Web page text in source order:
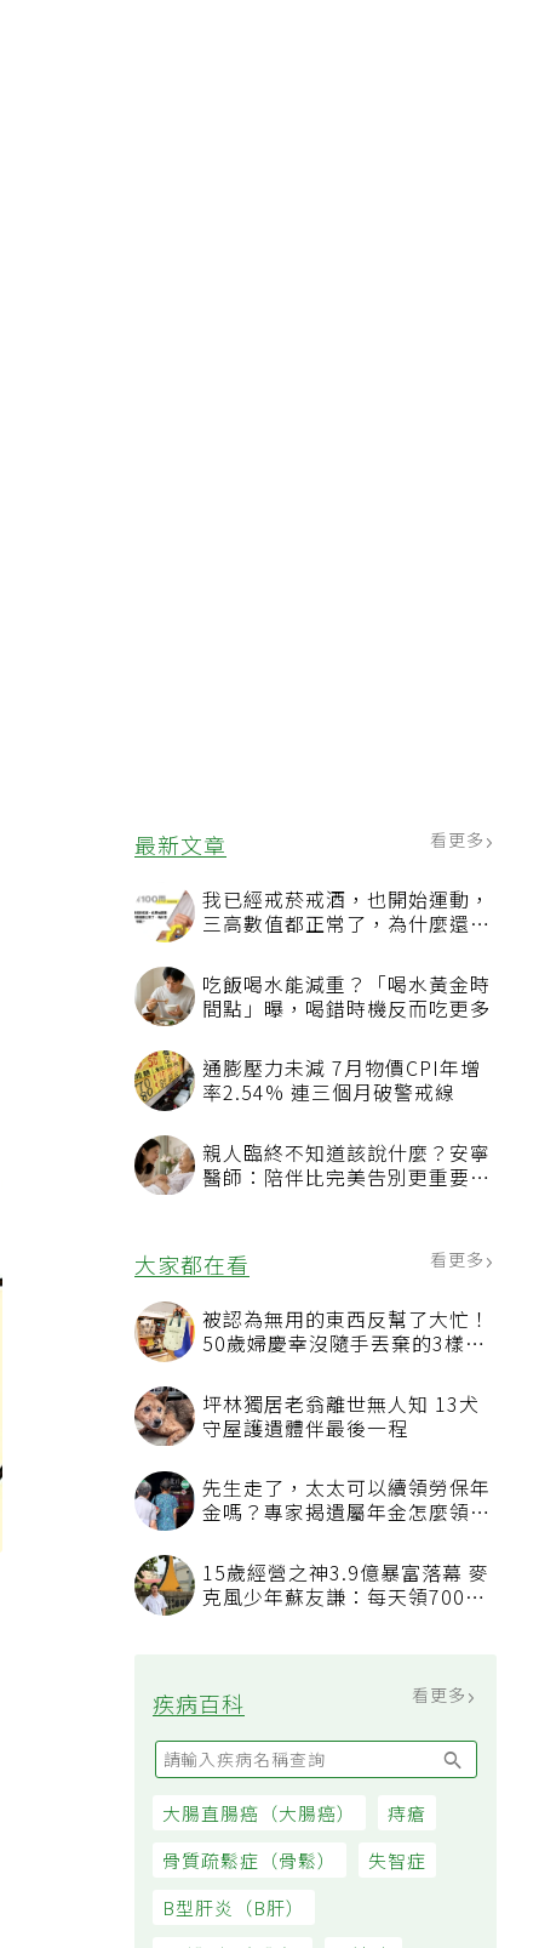
最新文章 看更多
我已經戒菸戒酒，也開始運動，
三高數值都正常了，為什麼還不
吃飯喝水能減重？「喝水黃金時
間點」曝，喝錯時機反而吃更多
通膨壓力未減 7月物價CPI年增
率2.54% 連三個月破警戒線
親人臨終不知道該說什麼？安寧
醫師：陪伴比完美告別更重要，
大家都在看
被認為無用的東西反幫了大忙！
50歲婦慶幸沒隨手丟棄的3樣物
坪林獨居老翁離世無人知 13犬
守屋護遺體伴最後一程
先生走了，太太可以續領勞保年
看順位還要看資格
15歲經營之神3.9億暴富落幕 麥
疾病百科